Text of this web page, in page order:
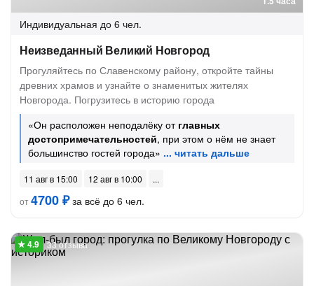
Индивидуальная до 6 чел.
Неизведанный Великий Новгород
Прогуляйтесь по Славенскому району, откройте тайны
древних храмов и узнайте о знаменитых жителях
Новгорода. Погрузитесь в историю города
«Он расположен неподалёку от главных
достопримечательностей, при этом о нём не знает
большинство гостей города»
11 авг в 15:00
12 авг в 10:00
от4700 ₽за всё до 6 чел.
33 отзыва